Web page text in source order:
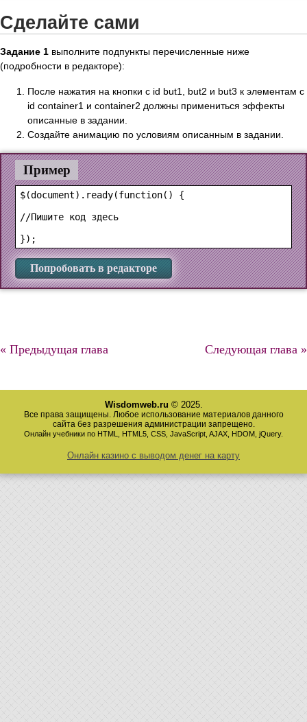
Сделайте сами
Задание 1 выполните подпункты перечисленные ниже
(подробности в редакторе):
После нажатия на кнопки с id but1, but2 и but3 к элементам c
id container1 и container2 должны примениться эффекты
описанные в задании.
Создайте анимацию по условиям описанным в задании.
Пример
$(document).ready(function() {
//Пишите код здесь
Попробовать в редакторе
« Предыдущая глава Следующая глава »
Wisdomweb.ru © 2025.
Все права защищены. Любое использование материалов данного
сайта без разрешения администрации запрещено.
Онлайн учебники по HTML, HTML5, CSS, JavaScript, AJAX, HDOM, jQuery.
Онлайн казино с выводом денег на карту